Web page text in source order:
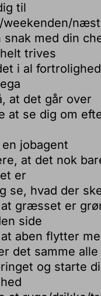
til
weekenden/
snak med din
trives
i al
at det går over
at se dig om
jobagent
at det nok
er
se, hvad der
græsset er
side
aben flytter
det samme
og starte